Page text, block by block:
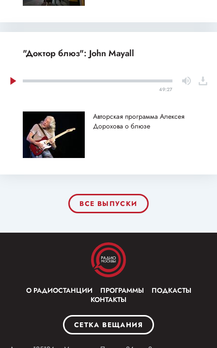
"Доктор блюз": John Mayall
49:27
Авторская программа Алексея
Дорохова о блюзе
ВСЕ ВЫПУСКИ
О РАДИОСТАНЦИИ ПРОГРАММЫ
ПОДКАСТЫ
КОНТАКТЫ
СЕТКА ВЕЩАНИЯ